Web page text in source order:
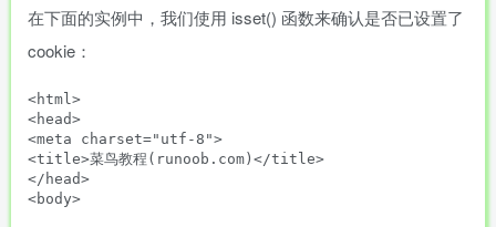
在下面的实例中，我们使用 isset() 函数来确认是否已设置了
cookie：
<html>
<head>
<meta charset="utf-8">
<title>菜鸟教程(runoob.com)</title>
</head>
<body>